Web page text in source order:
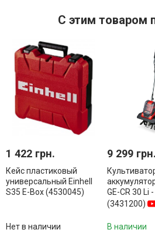
С этим товаром
1 422 грн.
Кейс пластиковый
универсальный Einhell
S35 E-Box (4530045)
Нет в наличии
9 299 грн.
GE-CR 30 Li
(3431200)
В наличии